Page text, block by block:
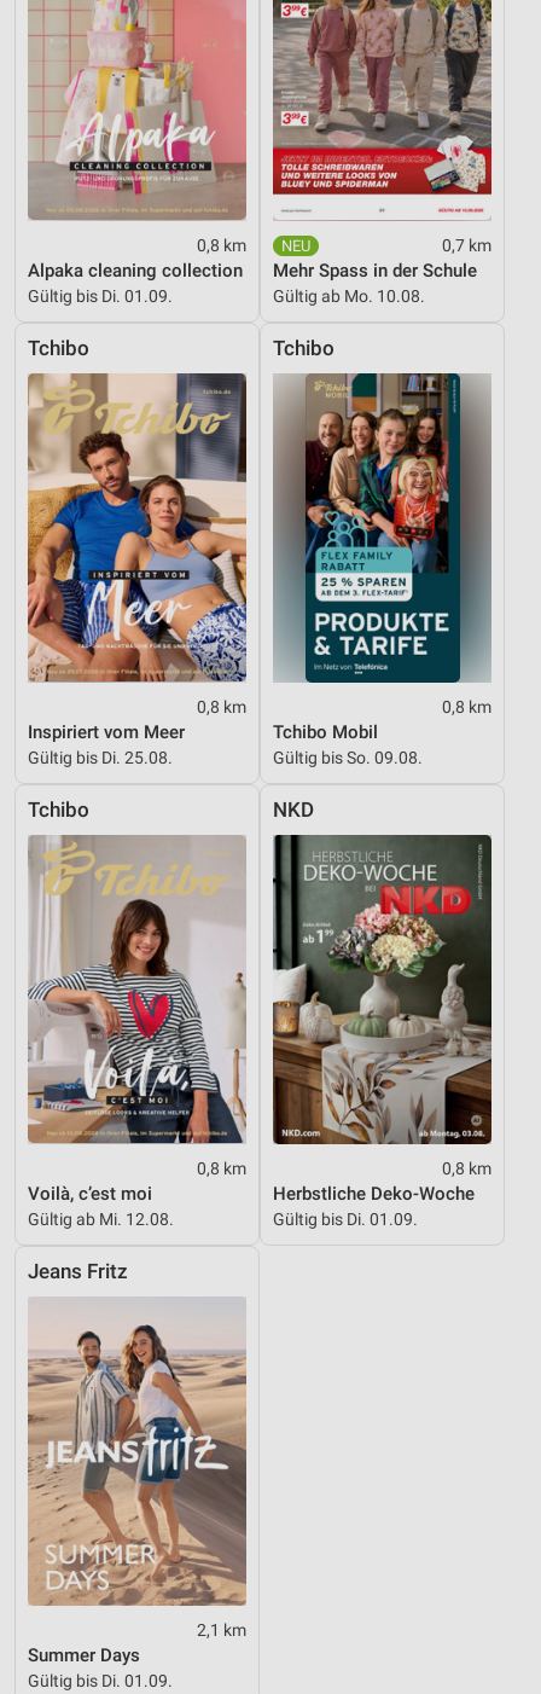
0,8 km
Alpaka cleaning collection
Gültig bis Di. 01.09.
0,7 km
Mehr Spass in der Schule
Gültig ab Mo. 10.08.
Tchibo
0,8 km
Inspiriert vom Meer
Gültig bis Di. 25.08.
Tchibo
0,8 km
Tchibo Mobil
Gültig bis So. 09.08.
Tchibo
0,8 km
Voilà, c’est moi
Gültig ab Mi. 12.08.
NKD
0,8 km
Herbstliche Deko-Woche
Gültig bis Di. 01.09.
Jeans Fritz
2,1 km
Summer Days
Gültig bis Di. 01.09.
Nicht-IAB-Verarbeitungszwecke:
Notwendig
Performance
Funktional
Werbung